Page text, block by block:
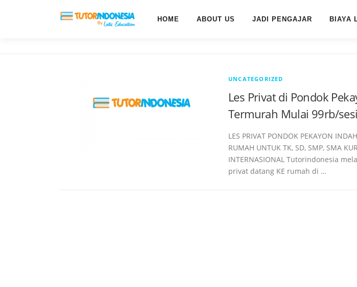
HOME ABOUT US JADI PENGAJAR BIAYA
UNCATEGORIZED
Les Privat di Pondok
Termurah Mulai 99rb/sesi
LES PRIVAT PONDOK PEKAYON
RUMAH UNTUK TK, SD, SMP, SMA
INTERNASIONAL Tutorindonesia
privat datang KE rumah di …